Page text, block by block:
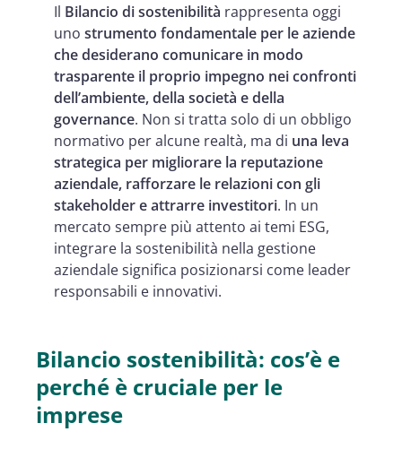
Bilanci sostenibilità: uno sguardo al
futuro
Il Bilancio di sostenibilità rappresenta oggi
uno strumento fondamentale per le aziende
che desiderano comunicare in modo
trasparente il proprio impegno nei confronti
dell’ambiente, della società e della
governance. Non si tratta solo di un obbligo
normativo per alcune realtà, ma di una leva
strategica per migliorare la reputazione
aziendale, rafforzare le relazioni con gli
stakeholder e attrarre investitori. In un
mercato sempre più attento ai temi ESG,
integrare la sostenibilità nella gestione
aziendale significa posizionarsi come leader
responsabili e innovativi.
Bilancio sostenibilità: cos’è e
perché è cruciale per le
imprese